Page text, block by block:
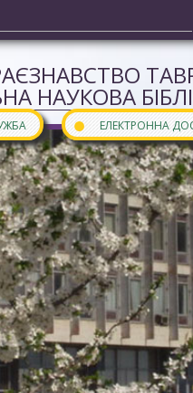
НАУКОВА
● ЕЛЕКТРОННА